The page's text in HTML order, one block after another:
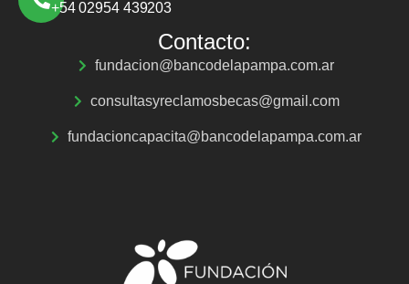
+54 02954 439203
Contacto:
fundacion@bancodelapampa.com.ar
consultasyreclamosbecas@gmail.com
fundacioncapacita@bancodelapampa.com.ar